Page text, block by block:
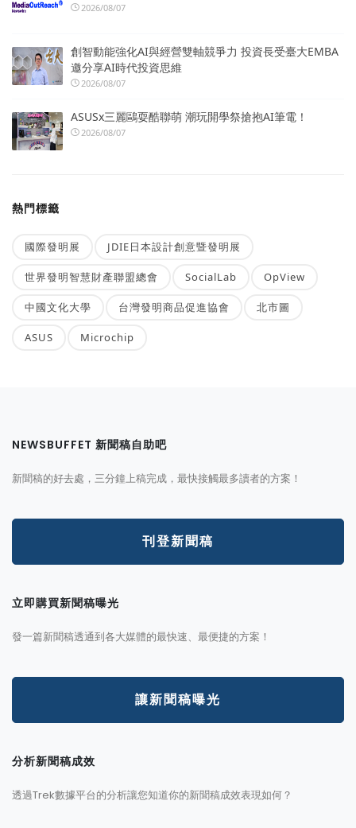
2026/08/07
創智動能強化AI與經營雙軸競爭力 投資長受臺大EMBA
邀分享AI時代投資思維
2026/08/07
ASUSx三麗鷗耍酷聯萌 潮玩開學祭搶抱AI筆電！
2026/08/07
熱門標籤
國際發明展 JDIE日本設計創意暨發明展
世界發明智慧財產聯盟總會 SocialLab OpView
中國文化大學 台灣發明商品促進協會 北市圖
ASUS Microchip
NEWSBUFFET 新聞稿自助吧
新聞稿的好去處，三分鐘上稿完成，最快接觸最多讀者的方案！
刊登新聞稿
立即購買新聞稿曝光
發一篇新聞稿透通到各大媒體的最快速、最便捷的方案！
讓新聞稿曝光
分析新聞稿成效
透過Trek數據平台的分析讓您知道你的新聞稿成效表現如何？